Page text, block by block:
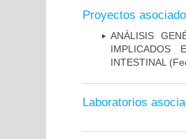
Proyectos
ANÁLISIS
IMPLICADOS
INTESTINAL
Laboratorios